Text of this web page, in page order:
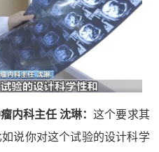
内科主任 沈琳：这个要求其
说你对这个试验的设计科学